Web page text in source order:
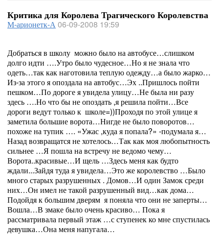
Критика для Королева Трагического Королевства
М-арионетк-А06-09-2008 19:59
Добраться в школу можно было на автобусе…слишком
долго идти ….Утро было чудесное…Но я не знала что
одеть…так как наготовила теплую одежду…а было жарко…
Из-за этого я опоздала на автобус…Эх ..Пришлось пойти
пешком…По дороге я увидела улицу…Не была ни разу
здесь ….Но что бы не опоздать ,я решила пойти…Все
дороги ведут только к школе=))Проходя по этой улице я
заметила большие ворота…Нигде не было поворотов…
похоже на тупик …. «Ужас ,куда я попала?» -подумала я…
Назад возвращатся не хотелось…Так как моя любопытность
сильнее …Я пошла на встречу не ведомо чему…
Ворота..красивые…И щель …Здесь меня как будто
ждали...Зайдя туда я увидела…Это же королевство …Было
много старых разрушенных . Домов…И один Замок среди
них…Он имел не такой разрушенный вид…как дома…
Подойдя к большим дверям я поняла что они не заперты…
Вошла…В змаке было очень красиво… Пока я
рассматривала первый этаж …с ступенек ко мне спустилась
девушка…Она меня напугала…